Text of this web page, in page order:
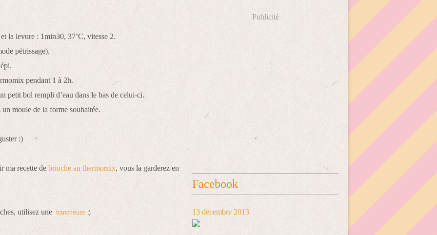
la levure : 1min30, 37’C, vitesse 2.
pétrissage).
pendant 1 à 2h.
petit bol rempli d’eau dans le bas de celui-ci.
moule de la forme souhaitée.
:)
ma recette de brioche au thermomix, vous la garderez en
utilisez une trancheuse ;)
Publicité
Facebook
13 décembre 2013